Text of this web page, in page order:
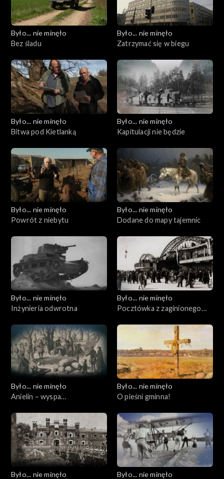
Było... nie minęło
Bez śladu
Było... nie minęło
Zatrzymać się w biegu
Było... nie minęło
Bitwa pod Kietlanką
Było... nie minęło
Kapitulacji nie będzie
Było... nie minęło
Powrót z niebytu
Było... nie minęło
Dodane do mapy tajemnic
Było... nie minęło
Inżynieria odwrotna
Było... nie minęło
Pocztówka z zaginionego
Było... nie minęło
Anielin – wyspa
Było... nie minęło
O pieśni gminna!
Było... nie minęło
Było... nie minęło